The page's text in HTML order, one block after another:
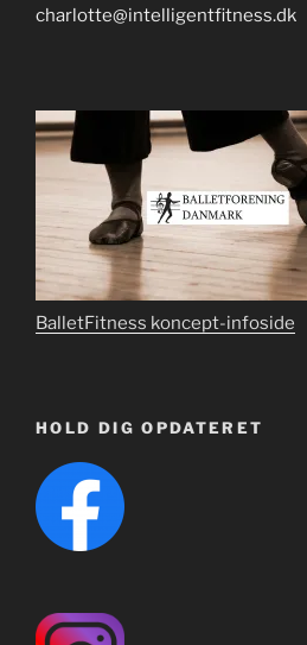
charlotte@intelligentfitness.dk
BalletFitness koncept-infoside
HOLD DIG OPDATERET